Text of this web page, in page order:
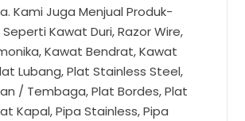
Kami Juga Menjual Produk-
Seperti Kawat Duri, Razor Wire,
Kawat Bendrat, Kawat
Lubang, Plat Stainless Steel,
/ Tembaga, Plat Bordes, Plat
Kapal, Pipa Stainless, Pipa